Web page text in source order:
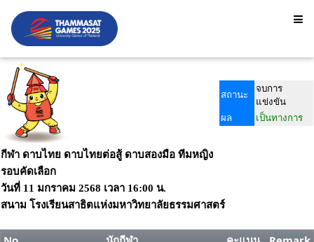
สถานะ
จบการ
แข่งขัน
ผล
เป็นทางการ
กีฬา ดาบไทย ดาบไทยต่อสู้ ดาบสองมือ ทีมหญิง
รอบคัดเลือก
วันที่ 11 มกราคม 2568 เวลา 16:00 น.
สนาม โรงเรียนสาธิตแห่งมหาวิทยาลัยธรรมศาสตร์